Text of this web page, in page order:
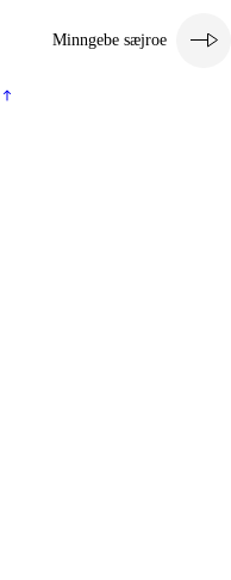
Minngebe sæjroe